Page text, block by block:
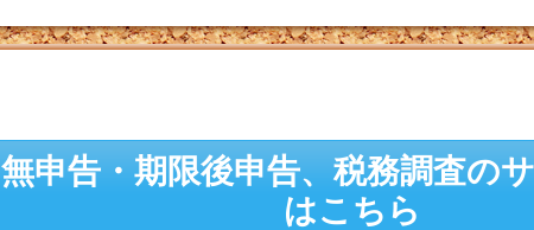
無申告・期限後申告、税務調査の
はこちら